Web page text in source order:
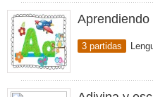
Aprendiendo
3 partidas